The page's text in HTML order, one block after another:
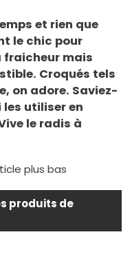
et rien que
le chic pour
fraicheur mais
Croqués tels
on adore. Saviez-
les utiliser en
le radis à
plus bas
produits de